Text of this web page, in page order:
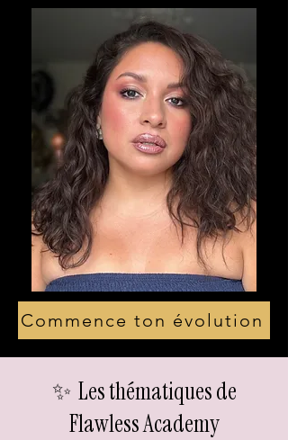
Commence ton évolution
✨ Les thématiques de
Flawless Academy